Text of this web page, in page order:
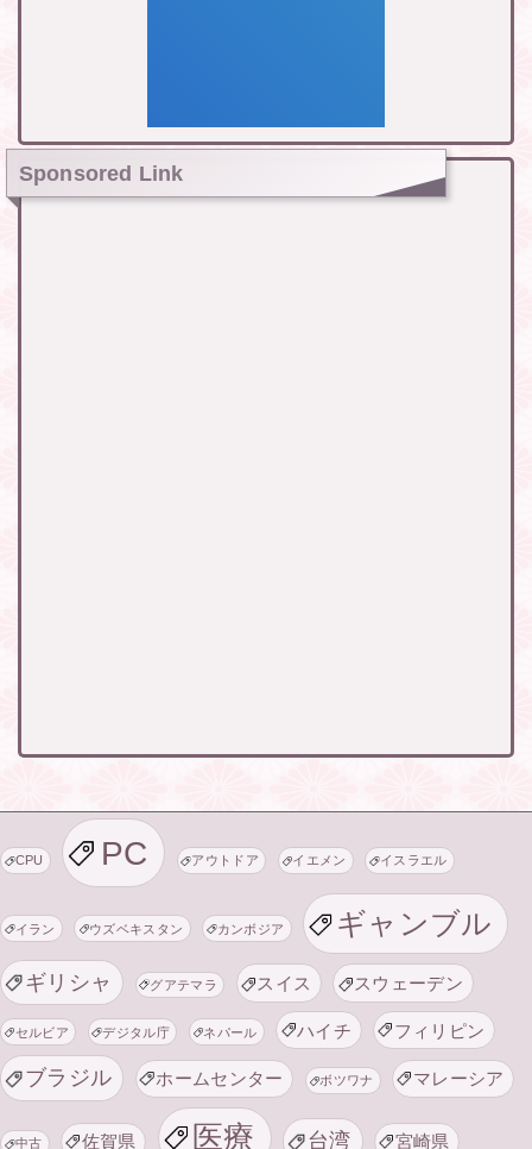
Sponsored Link
CPU PC アウトドア イエメン イスラエル
イラン ウズベキスタン カンボジア ギャンブル
ギリシャ グアテマラ スイス スウェーデン
セルビア デジタル庁 ネパール ハイチ フィリピン
ブラジル ホームセンター ボツワナ マレーシア
中古 佐賀県 医療 台湾 宮崎県